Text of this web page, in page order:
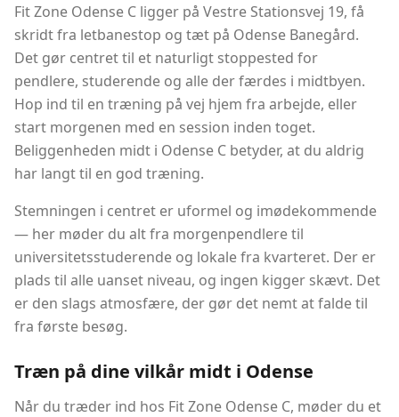
Fit Zone Odense C ligger på Vestre Stationsvej 19, få
skridt fra letbanestop og tæt på Odense Banegård.
Det gør centret til et naturligt stoppested for
pendlere, studerende og alle der færdes i midtbyen.
Hop ind til en træning på vej hjem fra arbejde, eller
start morgenen med en session inden toget.
Beliggenheden midt i Odense C betyder, at du aldrig
har langt til en god træning.
Stemningen i centret er uformel og imødekommende
— her møder du alt fra morgenpendlere til
universitetsstuderende og lokale fra kvarteret. Der er
plads til alle uanset niveau, og ingen kigger skævt. Det
er den slags atmosfære, der gør det nemt at falde til
fra første besøg.
Træn på dine vilkår midt i Odense
Når du træder ind hos Fit Zone Odense C, møder du et